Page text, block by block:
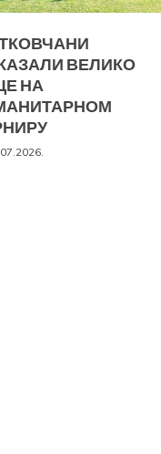
ВЕЛИКО
НА